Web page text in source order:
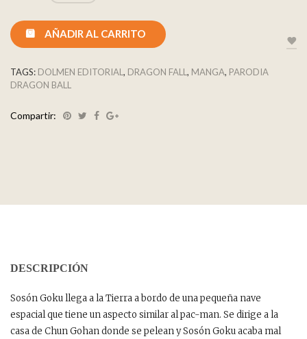
AÑADIR AL CARRITO
TAGS: DOLMEN EDITORIAL , DRAGON FALL , MANGA, PARODIA
DRAGON BALL
Compartir:
DESCRIPCIÓN
Sosón Goku llega a la Tierra a bordo de una pequeña nave
espacial que tiene un aspecto similar al pac-man. Se dirige a la
casa de Chun Gohan donde se pelean y Sosón Goku acaba mal